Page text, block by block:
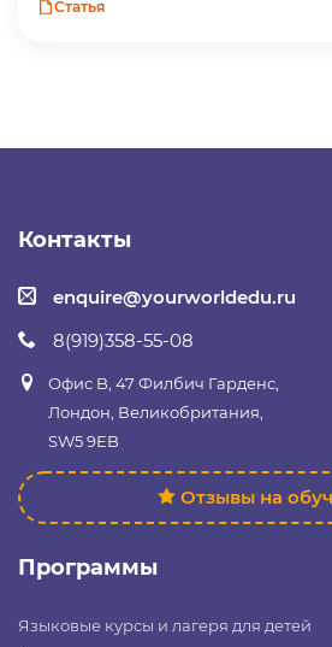
Статья
Контакты
enquire@yourworldedu.ru
8(919)358-55-08
Офис B, 47 Филбич Гарденс,
Лондон, Великобритания,
SW5 9EB
Отзывы на
Программы
Языковые курсы и лагеря для детей